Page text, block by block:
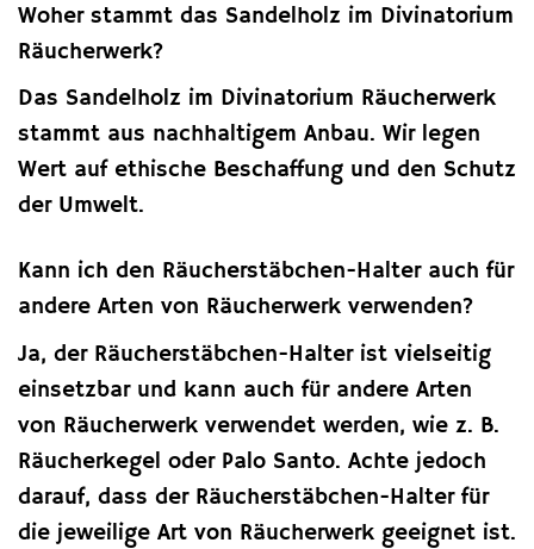
Woher stammt das Sandelholz im Divinatorium
Räucherwerk?
Das Sandelholz im Divinatorium Räucherwerk
stammt aus nachhaltigem Anbau. Wir legen
Wert auf ethische Beschaffung und den Schutz
der Umwelt.
Kann ich den Räucherstäbchen-Halter auch für
andere Arten von Räucherwerk verwenden?
Ja, der Räucherstäbchen-Halter ist vielseitig
einsetzbar und kann auch für andere Arten
von Räucherwerk verwendet werden, wie z. B.
Räucherkegel oder Palo Santo. Achte jedoch
darauf, dass der Räucherstäbchen-Halter für
die jeweilige Art von Räucherwerk geeignet ist.